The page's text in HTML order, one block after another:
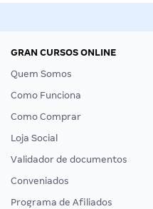
GRAN CURSOS ONLINE
Quem Somos
Como Funciona
Como Comprar
Loja Social
Validador de documentos
Conveniados
Programa de Afiliados